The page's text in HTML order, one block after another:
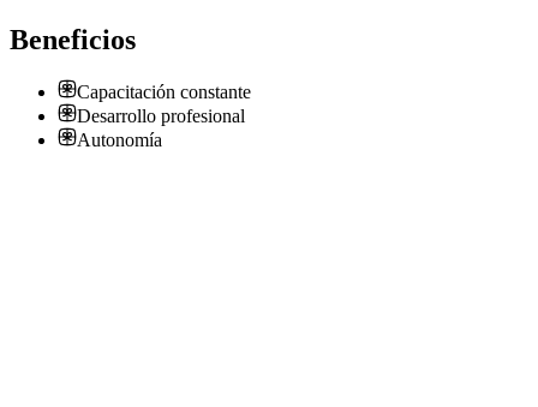
Beneficios
Capacitación constante
Desarrollo profesional
Autonomía